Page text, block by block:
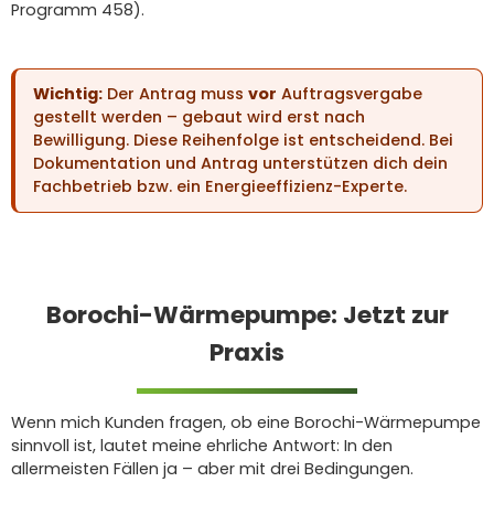
Programm 458).
Wichtig: Der Antrag muss vor Auftragsvergabe
gestellt werden – gebaut wird erst nach
Bewilligung. Diese Reihenfolge ist entscheidend. Bei
Dokumentation und Antrag unterstützen dich dein
Fachbetrieb bzw. ein Energieeffizienz-Experte.
Borochi-Wärmepumpe: Jetzt zur
Praxis
Wenn mich Kunden fragen, ob eine Borochi-Wärmepumpe
sinnvoll ist, lautet meine ehrliche Antwort: In den
allermeisten Fällen ja – aber mit drei Bedingungen.